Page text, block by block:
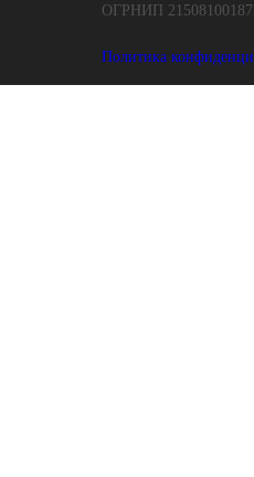
ОГРНИП
Политика